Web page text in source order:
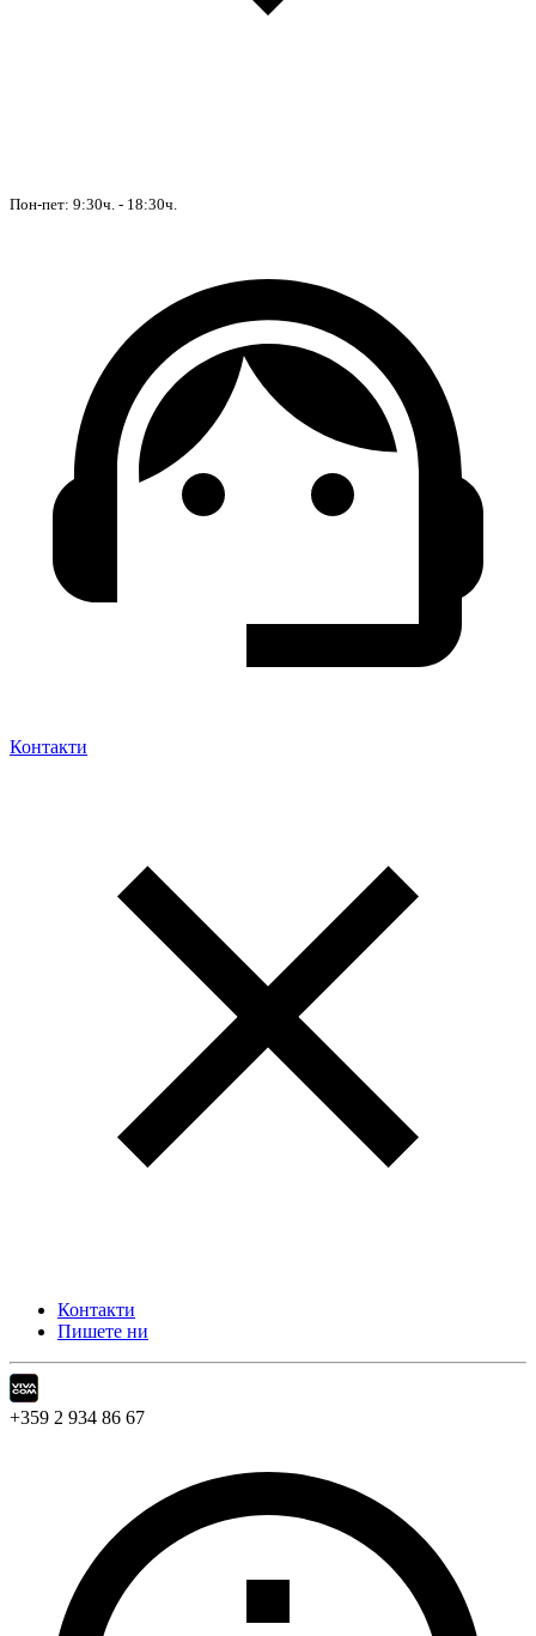
Пон-пет: 9:30ч. - 18:30ч.
Контакти
Контакти
Пишете ни
+359 2 934 86 67